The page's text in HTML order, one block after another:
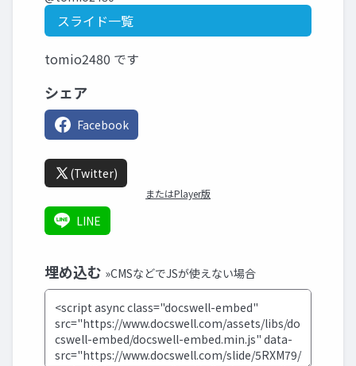
スライド一覧
tomio2480 です
シェア
Facebook
(Twitter)
またはPlayer版
LINE
埋め込む »CMSなどでJSが使えない場合